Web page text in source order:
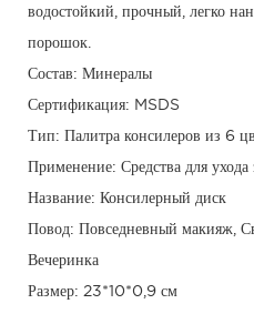
водостойкий, прочный, легко
порошок.
Состав: Минералы
Сертификация: MSDS
Тип: Палитра консилеров из 6
Применение: Средства для
Название: Консилерный диск
Повод: Повседневный макияж,
Вечеринка
Размер: 23*10*0,9 см